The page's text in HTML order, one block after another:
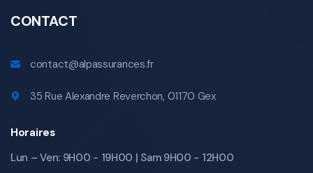
CONTACT
contact@alpassurances.fr
35 Rue Alexandre Reverchon, 01170 Gex
Horaires
Lun – Ven: 9H00 - 19H00 | Sam 9H00 - 12H00